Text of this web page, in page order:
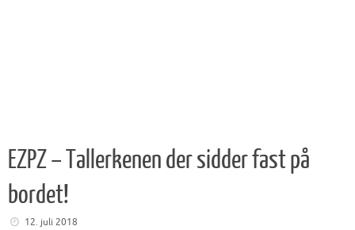
EZPZ – Tallerkenen der sidder fast på
bordet!
12. juli 2018